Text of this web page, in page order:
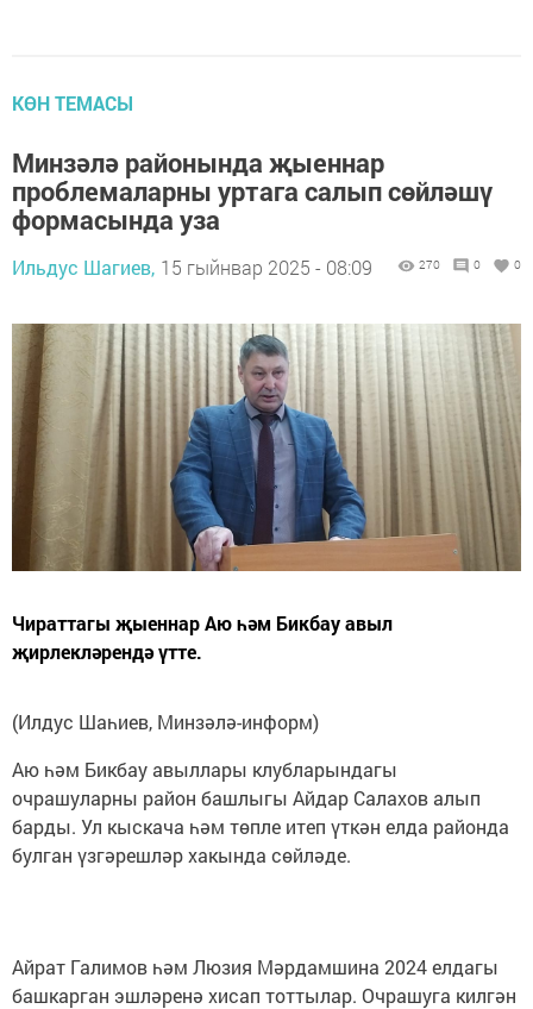
КӨН ТЕМАСЫ
Минзәлә районында җыеннар
проблемаларны уртага салып сөйләшү
формасында уза
Ильдус Шагиев, 15 гыйнвар 2025 - 08:09 270 0 0
Чираттагы җыеннар Аю һәм Бикбау авыл
җирлекләрендә үтте.
(Илдус Шаһиев, Минзәлә-информ)
Аю һәм Бикбау авыллары клубларындагы
очрашуларны район башлыгы Айдар Салахов алып
барды. Ул кыскача һәм төпле итеп үткән елда районда
булган үзгәрешләр хакында сөйләде.
Айрат Галимов һәм Люзия Мәрдамшина 2024 елдагы
башкарган эшләренә хисап тоттылар. Очрашуга килгән